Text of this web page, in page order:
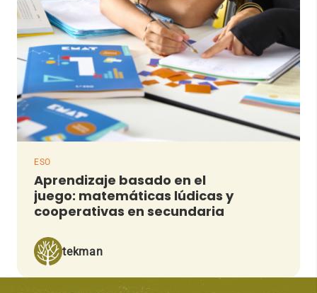
ESO
Aprendizaje basado en el
juego: matemáticas lúdicas y
cooperativas en secundaria
tekman